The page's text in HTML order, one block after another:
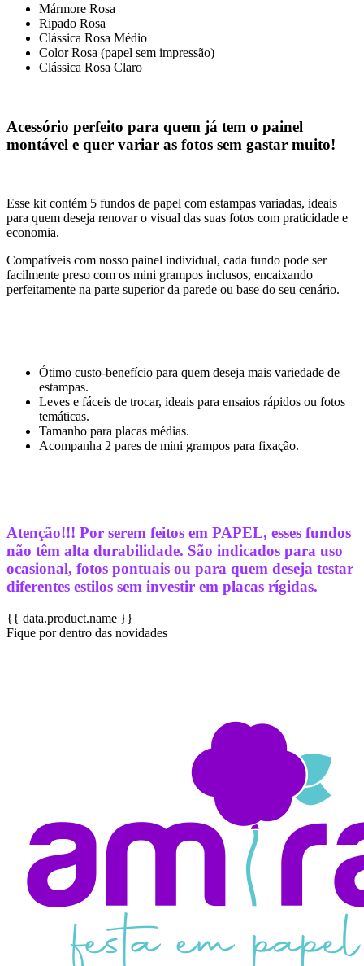
Mármore Rosa
Ripado Rosa
Clássica Rosa Médio
Color Rosa (papel sem impressão)
Clássica Rosa Claro
Acessório perfeito para quem já tem o painel
montável e quer variar as fotos sem gastar muito!
Esse kit contém 5 fundos de papel com estampas variadas, ideais
para quem deseja renovar o visual das suas fotos com praticidade e
economia.
Compatíveis com nosso painel individual, cada fundo pode ser
facilmente preso com os mini grampos inclusos, encaixando
perfeitamente na parte superior da parede ou base do seu cenário.
Ótimo custo-benefício para quem deseja mais variedade de
estampas.
Leves e fáceis de trocar, ideais para ensaios rápidos ou fotos
temáticas.
Tamanho para placas médias.
Acompanha 2 pares de mini grampos para fixação.
Atenção!!! Por serem feitos em PAPEL, esses fundos
não têm alta durabilidade. São indicados para uso
ocasional, fotos pontuais ou para quem deseja testar
diferentes estilos sem investir em placas rígidas.
{{ data.product.name }}
Fique por dentro das novidades